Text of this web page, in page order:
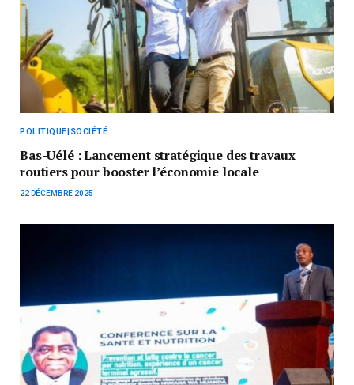
POLITIQUE|SOCIÉTÉ
Bas-Uélé : Lancement stratégique des travaux
routiers pour booster l’économie locale
22 DÉCEMBRE 2025